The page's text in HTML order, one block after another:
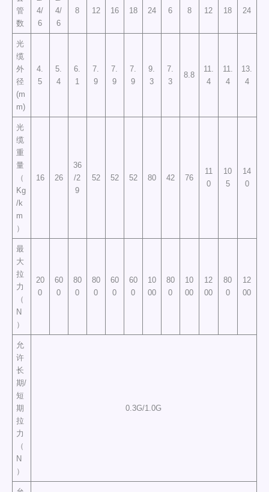
管
数
4/
6
4/
6
8 12 16 18 24 6 8 12 18 24
光
缆
外
径
(m
m)
4.
5
5.
4
6.
1
7.
9
7.
9
7.
9
9.
3
7.
3
8.8
11.
4
11.
4
13.
4
光
缆
重
量
（
Kg
/k
m
）
16 26
36
/2
9
52 52 52 80 42 76
11
0
10
5
14
0
最
大
拉
力
（
N
）
20
0
60
0
80
0
80
0
60
0
60
0
10
00
80
0
10
00
12
00
80
0
12
00
允
许
长
期/
短
期
拉
力
（
N
）
0.3G/1.0G